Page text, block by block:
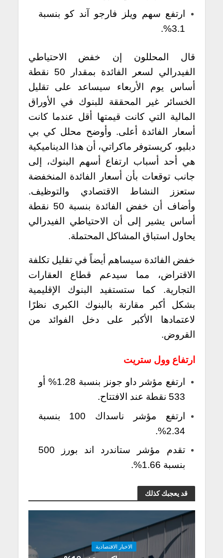
ارتفع سهم ويلز فارجو آند كو بنسبة
3.1%.
قال المحللون إن خفض الاحتياطي
الفيدرالي لسعر الفائدة بمقدار 50 نقطة
أساس يوم الأربعاء سيساعد على تقليل
الخسائر غير المحققة للبنوك في الأوراق
المالية التي كانت قيمتها أقل عندما كانت
أسعار الفائدة أعلى. وأوضح محلل كي بي
دبليو، كريستوفر ماكراتي، أن هذا الديناميكية
هي أحد أسباب ارتفاع أسهم البنوك، إلى
جانب توقعات بأن أسعار الفائدة المنخفضة
ستعزز النشاط الاقتصادي والتوظيف.
وأضاف أن خفض الفائدة بنسبة 50 نقطة
أساس يشير إلى أن الاحتياطي الفيدرالي
يحاول استباق المشاكل المحتملة.
خفض الفائدة سيساهم أيضاً في تقليل تكلفة
الاقتراض، مما سيدعم قطاع العقارات
التجارية. كما ستستفيد البنوك الإقليمية
بشكل أكبر مقارنة بالبنوك الكبرى نظرًا
لاعتمادها الأكبر على دخل الفوائد من
القروض.
ارتفاع وول ستريت
ارتفع مؤشر داو جونز بنسبة 1.28% أو
533 نقطة عند الافتتاح.
ارتفع مؤشر ناسداك 100 بنسبة
2.34%.
تقدم مؤشر ستاندرد اند بورز 500
بنسبة 1.66%.
قد يعجبك كذلك
الاخبار الاقتصادية